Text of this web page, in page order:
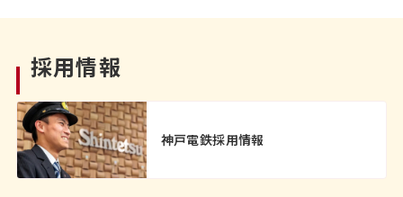
採用情報
神戸電鉄採用情報